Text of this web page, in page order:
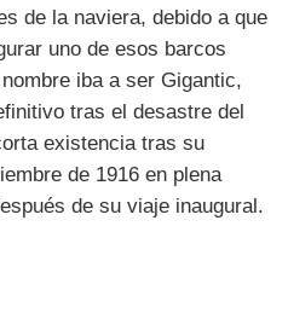
de la naviera, debido a que
uno de esos barcos
iba a ser Gigantic,
tras el desastre del
existencia tras su
de 1916 en plena
de su viaje inaugural.